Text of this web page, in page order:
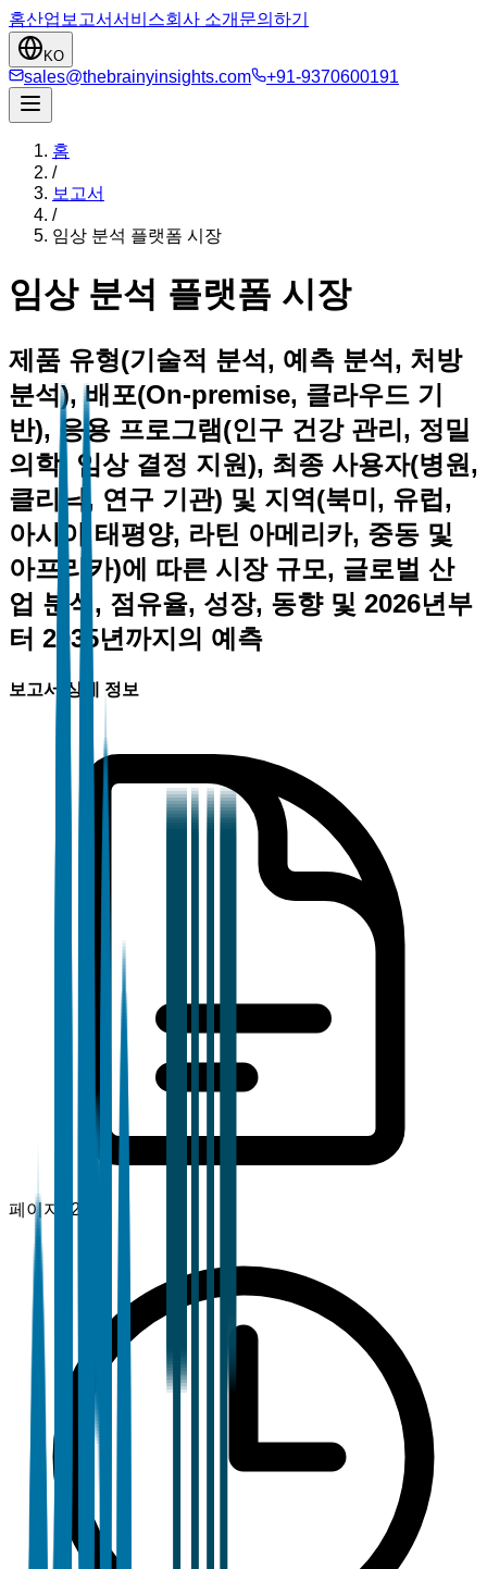
홈산업 보고서서비스회사 소개 문의하기
KO
sales@thebrainyinsights.com +91-9370600191
홈
/
보고서
/
임상 분석 플랫폼 시장
임상 분석 플랫폼 시장
제품 유형(기술적 분석, 예측 분석, 처방
분석), 배포(On-premise, 클라우드 기
반), 응용 프로그램(인구 건강 관리, 정밀
의학, 임상 결정 지원), 최종 사용자(병원,
클리닉, 연구 기관) 및 지역(북미, 유럽,
아시아 태평양, 라틴 아메리카, 중동 및
아프리카)에 따른 시장 규모, 글로벌 산
업 분석, 점유율, 성장, 동향 및 2026년부
터 2035년까지의 예측
보고서 상세 정보
페이지 120+